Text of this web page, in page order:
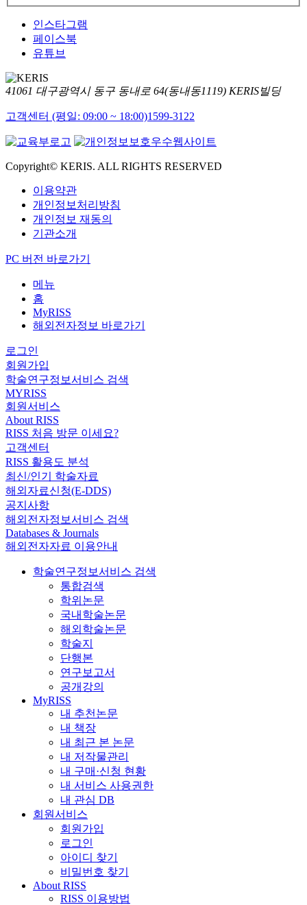
인스타그램
페이스북
유튜브
41061 대구광역시 동구 동내로 64(동내동1119) KERIS빌딩
고객센터 (평일: 09:00 ~ 18:00)1599-3122
Copyright© KERIS. ALL RIGHTS RESERVED
이용약관
개인정보처리방침
개인정보 재동의
기관소개
PC 버전 바로가기
메뉴
홈
MyRISS
해외전자정보 바로가기
로그인
회원가입
학술연구정보서비스 검색
MYRISS
회원서비스
About RISS
RISS 처음 방문 이세요?
고객센터
RISS 활용도 분석
최신/인기 학술자료
해외자료신청(E-DDS)
공지사항
해외전자정보서비스 검색
Databases & Journals
해외전자자료 이용안내
학술연구정보서비스 검색
통합검색
학위논문
국내학술논문
해외학술논문
학술지
단행본
연구보고서
공개강의
MyRISS
내 추천논문
내 책장
내 최근 본 논문
내 저작물관리
내 구매·신청 현황
내 서비스 사용권한
내 관심 DB
회원서비스
회원가입
로그인
아이디 찾기
비밀번호 찾기
About RISS
RISS 이용방법